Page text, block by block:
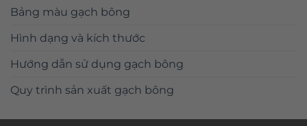
Bảng màu gạch bông
Hình dạng và kích thước
Hướng dẫn sử dụng gạch bông
Quy trình sản xuất gạch bông